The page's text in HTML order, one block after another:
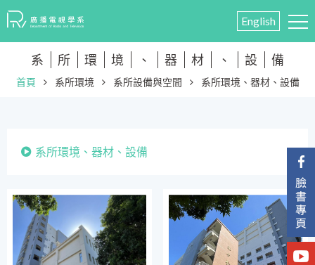
English
系 所 環 境 、 器 材 、 設 備
首頁 系所環境 系所設備與空間 系所環境、器材、設備
系所環境、器材、設備